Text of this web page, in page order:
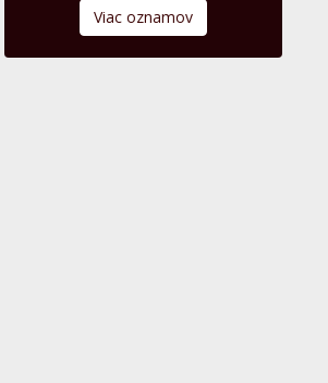
Viac oznamov